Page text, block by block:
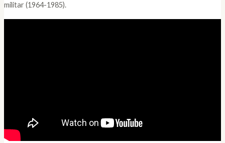
militar (1964-1985).